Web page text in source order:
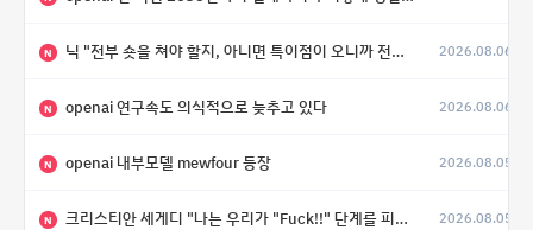
N 닉 "전부 숏을 쳐야 할지, 아니면 특이점이 오니까 전부 롱을 쳐야 할지 모르겠다.” 2026.08.06
N openai 연구속도 의식적으로 늦추고 있다 2026.08.06
N openai 내부모델 mewfour 등장 2026.08.05
N 크리스티안 세게디 "나는 우리가 "Fuck!!" 단계를 피할 수 있기를 바랄 뿐" 2026.08.05